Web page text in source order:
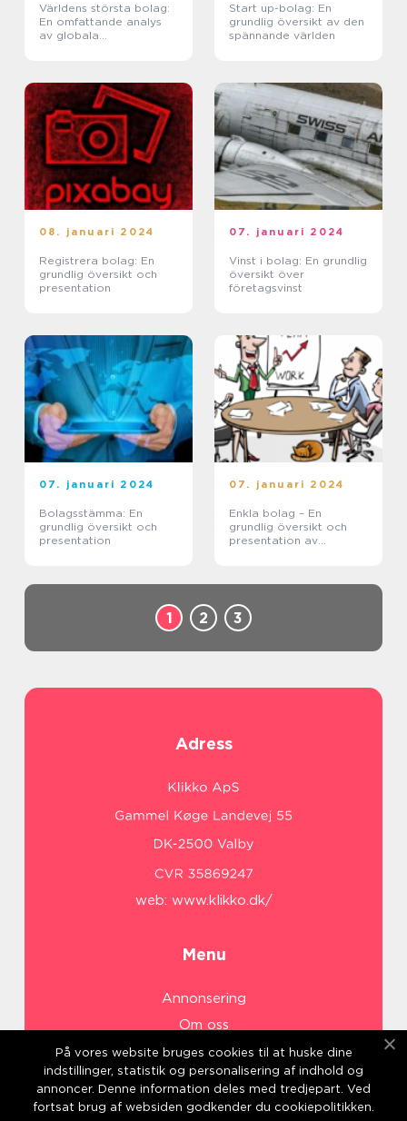
Världens största bolag:
En omfattande analys
av globala
Start up-bolag: En
grundlig översikt av den
spännande världen
08. januari 2024
Registrera bolag: En
grundlig översikt och
presentation
07. januari 2024
Vinst i bolag: En grundlig
översikt över
företagsvinst
07. januari 2024
Bolagsstämma: En
grundlig översikt och
presentation
07. januari 2024
Enkla bolag – En
grundlig översikt och
presentation av
1 2 3
Adress
web: www.klikko.dk/
Menu
Annonsering
Om oss
Cookies
Kontakta oss
Sitemap
På vores website bruges cookies til at huske dine
indstillinger, statistik og personalisering af indhold og
annoncer. Denne information deles med tredjepart. Ved
fortsat brug af websiden godkender du cookiepolitikken.